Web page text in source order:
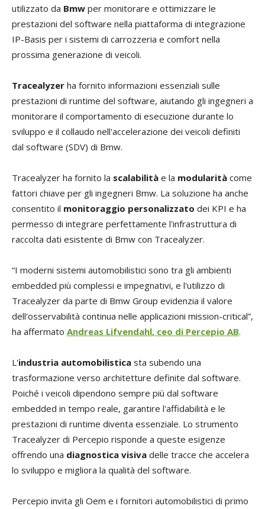
utilizzato da Bmw per monitorare e ottimizzare le
prestazioni del software nella piattaforma di integrazione
IP-Basis per i sistemi di carrozzeria e comfort nella
prossima generazione di veicoli.
Tracealyzer ha fornito informazioni essenziali sulle
prestazioni di runtime del software, aiutando gli ingegneri a
monitorare il comportamento di esecuzione durante lo
sviluppo e il collaudo nell'accelerazione dei veicoli definiti
dal software (SDV) di Bmw.
Tracealyzer ha fornito la scalabilità e la modularità come
fattori chiave per gli ingegneri Bmw. La soluzione ha anche
consentito il monitoraggio personalizzato dei KPI e ha
permesso di integrare perfettamente l'infrastruttura di
raccolta dati esistente di Bmw con Tracealyzer.
“I moderni sistemi automobilistici sono tra gli ambienti
embedded più complessi e impegnativi, e l'utilizzo di
Tracealyzer da parte di Bmw Group evidenzia il valore
dell'osservabilità continua nelle applicazioni mission-critical”,
ha affermato Andreas Lifvendahl, ceo di Percepio AB.
L'industria automobilistica sta subendo una
trasformazione verso architetture definite dal software.
Poiché i veicoli dipendono sempre più dal software
embedded in tempo reale, garantire l'affidabilità e le
prestazioni di runtime diventa essenziale. Lo strumento
Tracealyzer di Percepio risponde a queste esigenze
offrendo una diagnostica visiva delle tracce che accelera
lo sviluppo e migliora la qualità del software.
Percepio invita gli Oem e i fornitori automobilistici di primo